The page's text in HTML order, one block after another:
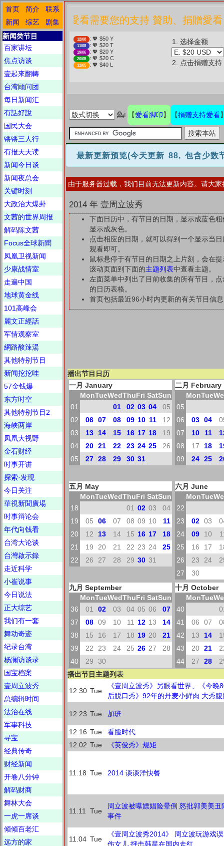
首页 简介
联系
新闻
综艺
剧集
新闻类节目
百家讲坛
焦点访谈
壹起來翻轉
台湾顾问团
每日新闻汇
有話好說
国民大会
锵锵三人行
有报天天读
新闻今日谈
新闻夜总会
关键时刻
大政治大爆卦
文茜的世界周报
解码陈文茜
Focus全球新聞
凤凰卫视新闻
少康战情室
走遍中国
地球黄金线
101高峰会
麗文正經話
军情观察室
網路酸辣湯
其他特别节目
新闻挖挖哇
57金钱爆
东方时空
其他特别节目2
海峡两岸
凤凰大视野
金石财经
时事开讲
探索·发现
今日关注
華視新聞廣場
时事辩论会
年代向钱看
台湾大论谈
台灣啟示錄
走近科学
小崔说事
今日说法
正大综艺
我们有一套
舞动奇迹
纪录台湾
杨澜访谈录
国宝档案
壹周立波秀
总编辑时间
法治在线
军事科技
寻宝
经典传奇
财经新闻
开卷八分钟
解码财商
舞林大会
一虎一席谈
倾倾百老汇
远方的家
❤️ 愛看需要您的支持 贊助、捐贈
12/08 : 💖 $50 Y
11/08 : 💖 $20 T
19/06 : 💖 $20 Y
20/05 : 💖 $20 C
11/05 : 💖 $40 L
1. 选择金额
2. 点击捐赠支持
💁ℹ 【爱看脚印】 【捐赠支持爱看
最新更新预览(今天更新 88, 包含少数
由于服务器过载，我们目前无法更新内容。请大
2014 年 壹周立波秀
下面日历中，有节目的日期，显示成蓝色
显示成灰色。
点击相应的日期，就可以得到一个显示当
观看即可。
鼠标悬停于有节目的日期之上片刻，会在
滚动页面到下面的主题列表中查看主题。
左面菜单中列出了目前收集的所有节目，
的日历表格。
首页包括最近96小时内更新的有关节目信
播出节目日历
一月 January
MonTueWedThuFri SatSun
01
01 02 03 04
05
02
06 07 08 09 10 11
12
03
13 14 15 16 17 18
19
04
20 21 22 23 24 25
26
05
27 28 29 30 31
二月 February
MonTue
05
06
03 04
07
10 11
08
17 18
09
24 25
五月 May
MonTueWedThuFri SatSun
18
01 02 03
04
19
05 06 07 08 09 10
11
20
12 13 14 15 16 17
18
21
19 20 21 22 23 24
25
22
26 27 28 29 30 31
六月 June
MonTue
22
23
02 03
24
09 10
25
16 17
26
23 24
27
30
九月 September
MonTueWedThuFri SatSun
36
01 02 03 04 05 06
07
37
08 09 10 11 12 13
14
38
15 16 17 18 19 20
21
39
22 23 24 25 26 27
28
40
29 30
十月 October
MonTue
40
41
06 07
42
13 14
43
20 21
44
27 28
播出节目主题列表
12.30 Tue
《壹周立波秀》另眼看世界、《今晚
后脱口秀》92年的丹麦小鲜肉 大秀腹
12.23 Tue 加班
12.16 Tue
看脸时代
12.02 Tue 《英俊秀》规矩
11.18 Tue 2014 谈谈洋快餐
11.11 Tue
周立波被曝嫖娼险晕倒 怒批郭美美丑
事件
11.04 Tue
《壹周立波秀2014》 周立波玩游戏误
伤女儿 抨击韩星在国内走红